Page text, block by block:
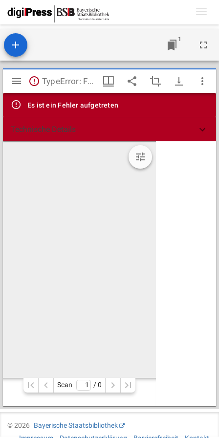
1
Mirador
Viewer
TypeError: Failed to fetch
Es ist ein Fehler aufgetreten
Technische Details
Scan / 0
©2026
Bayerische Staatsbibliothek